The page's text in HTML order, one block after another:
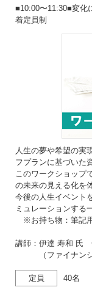
■10:00〜11:30■変
着定員制
人生の夢や希望の実
フプランに基づいた
このワークショップ
の未来の見える化を
今後の人生イベント
ミュレーションする
※お持ち物：筆記
講師：伊達 寿和 氏
（ファイナンシ
定員 40名